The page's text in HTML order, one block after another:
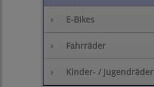
› E-Bikes
› Fahrräder
› Kinder- / Jugendräder